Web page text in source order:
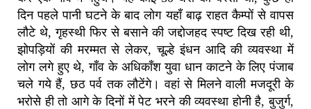
दिन पहले पानी घटने के बाद लोग यहाँ बाढ़ राहत कैम्पों से वापस
लौटे थे, गृहस्थी फिर से बसाने की जद्दोजहद स्पष्ट दिख रही थी,
झोपड़ियों की मरम्मत से लेकर, चूल्हे इंधन आदि की व्यवस्था में
लोग लगे हुए थे, गाँव के अधिकाँश युवा धान काटने के लिए पंजाब
चले गये हैं, छठ पर्व तक लौटेंगे। वहां से मिलने वाली मजदूरी के
भरोसे ही तो आगे के दिनों में पेट भरने की व्यवस्था होनी है, बुजुर्ग,